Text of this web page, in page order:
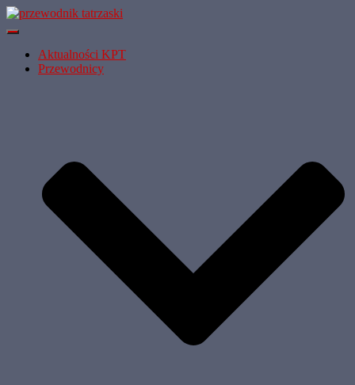
Przełącz
NawigacjęAktualności KPT
Przewodnicy